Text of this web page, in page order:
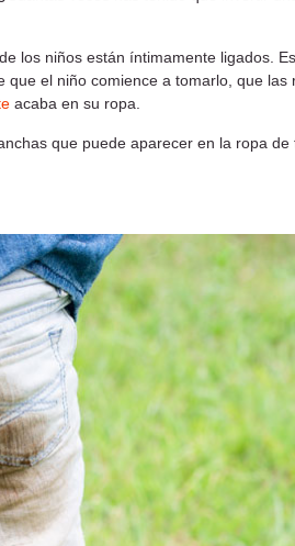
los niños están íntimamente ligados.
que el niño comience a tomarlo, que
acaba en su ropa.
que puede aparecer en la ropa